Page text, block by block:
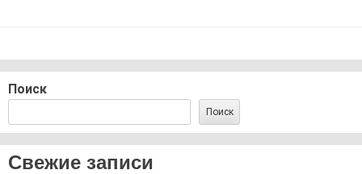
Поиск
Поиск
Свежие записи